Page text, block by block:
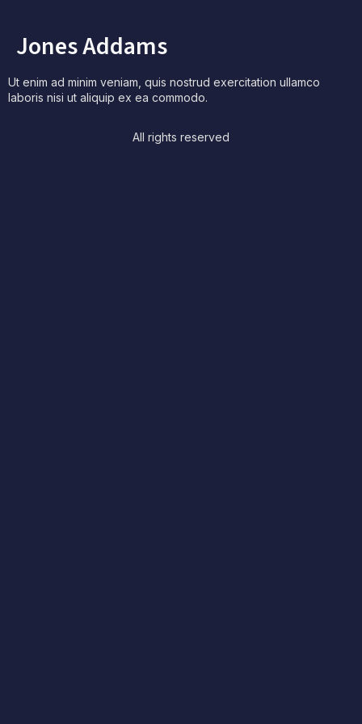
Jones Addams
Ut enim ad minim veniam, quis nostrud exercitation ullamco
laboris nisi ut aliquip ex ea commodo.
All rights reserved